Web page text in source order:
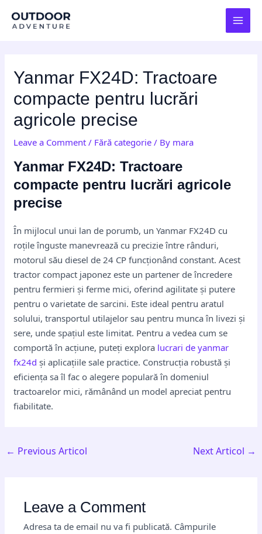
Yanmar FX24D: Tractoare
compacte pentru lucrări
agricole precise
Leave a Comment / Fără categorie / By mara
Yanmar FX24D: Tractoare
compacte pentru lucrări agricole
precise
În mijlocul unui lan de porumb, un Yanmar FX24D cu
roțile înguste manevrează cu precizie între rânduri,
motorul său diesel de 24 CP funcționând constant. Acest
tractor compact japonez este un partener de încredere
pentru fermieri și ferme mici, oferind agilitate și putere
pentru o varietate de sarcini. Este ideal pentru aratul
solului, transportul utilajelor sau pentru munca în livezi și
sere, unde spațiul este limitat. Pentru a vedea cum se
comportă în acțiune, puteți explora lucrari de yanmar
fx24d și aplicațiile sale practice. Construcția robustă și
eficiența sa îl fac o alegere populară în domeniul
tractoarelor mici, rămânând un model apreciat pentru
fiabilitate.
navigation
← Previous Articol Next Articol →
Leave a Comment
Adresa ta de email nu va fi publicată. Câmpurile